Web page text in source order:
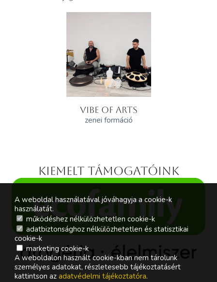
VIBE OF ARTS
zenei formáció
Kiemelt támogatóink
A weboldal használatával jóváhagyja a cookie-k
használatát.
működéshez nélkülözhetetlen cookie-k
adatbiztonsághoz nélkülözhetetlen és statisztikai
cookie-k
marketing cookie-k
A weboldalon használt cookie-kban nem tárolunk
személyes adatokat, részletesebb tájékoztatásért
kattintson az adatvédelmi tájékoztatóra.